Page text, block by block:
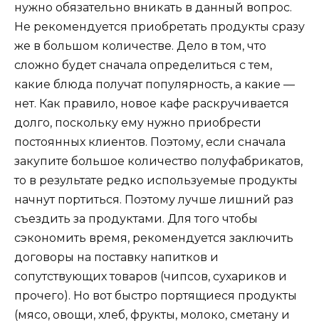
нужно обязательно вникать в данный вопрос.
Не рекомендуется приобретать продукты сразу
же в большом количестве. Дело в том, что
сложно будет сначала определиться с тем,
какие блюда получат популярность, а какие —
нет. Как правило, новое кафе раскручивается
долго, поскольку ему нужно приобрести
постоянных клиентов. Поэтому, если сначала
закупите большое количество полуфабрикатов,
то в результате редко используемые продукты
начнут портиться. Поэтому лучше лишний раз
съездить за продуктами. Для того чтобы
сэкономить время, рекомендуется заключить
договоры на поставку напитков и
сопутствующих товаров (чипсов, сухариков и
прочего). Но вот быстро портящиеся продукты
(мясо, овощи, хлеб, фрукты, молоко, сметану и